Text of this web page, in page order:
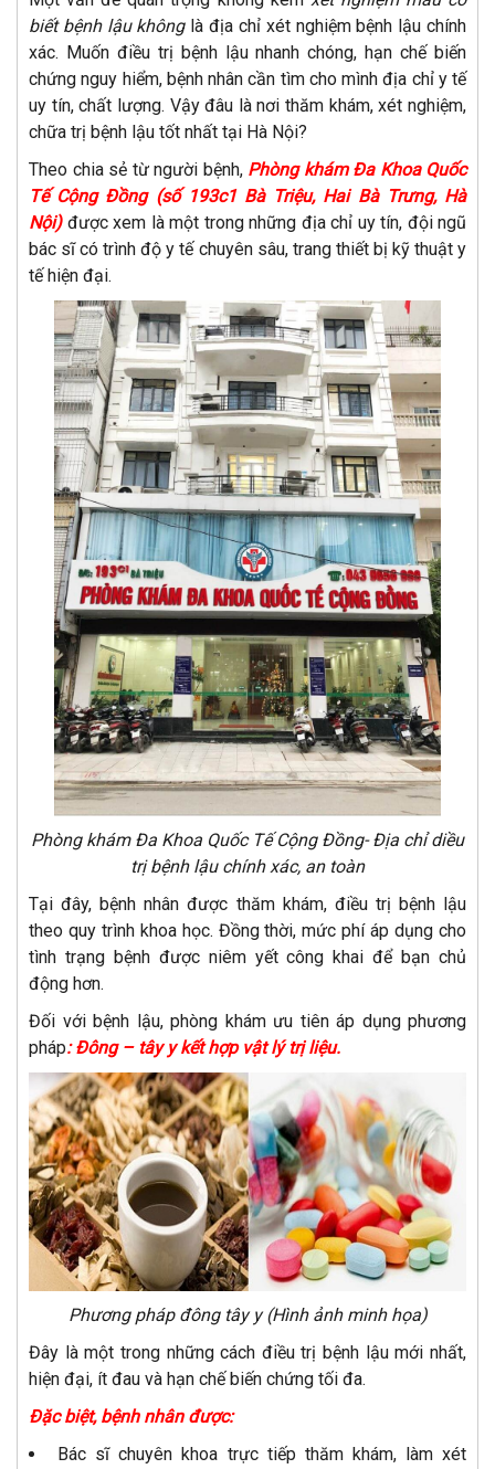
biết bệnh lậu khônglà địa chỉ xét nghiệm bệnh lậu chính
xác. Muốn điều trị bệnh lậu nhanh chóng, hạn chế biến
chứng nguy hiểm, bệnh nhân cần tìm cho mình địa chỉ y tế
uy tín, chất lượng. Vậy đâu là nơi thăm khám, xét nghiệm,
chữa trị bệnh lậu tốt nhất tại Hà Nội?
Theo chia sẻ từ người bệnh, Phòng khám Đa Khoa Quốc
Tế Cộng Đồng (số 193c1 Bà Triệu, Hai Bà Trưng, Hà
Nội)được xem là một trong những địa chỉ uy tín, đội ngũ
bác sĩ có trình độ y tế chuyên sâu, trang thiết bị kỹ thuật y
tế hiện đại.
Phòng khám Đa Khoa Quốc Tế Cộng Đồng- Địa chỉ diều
trị bệnh lậu chính xác, an toàn
Tại đây, bệnh nhân được thăm khám, điều trị bệnh lậu
theo quy trình khoa học. Đồng thời, mức phí áp dụng cho
tình trạng bệnh được niêm yết công khai để bạn chủ
động hơn.
Đối với bệnh lậu, phòng khám ưu tiên áp dụng phương
pháp: Đông – tây y kết hợp vật lý trị liệu.
Phương pháp đông tây y (Hình ảnh minh họa)
Đây là một trong những cách điều trị bệnh lậu mới nhất,
hiện đại, ít đau và hạn chế biến chứng tối đa.
Đặc biệt, bệnh nhân được:
Bác sĩ chuyên khoa trực tiếp thăm khám, làm xét